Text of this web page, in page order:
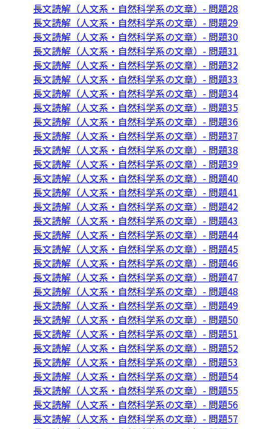
長文読解（人文系・自然科学系の文章）- 問題28
長文読解（人文系・自然科学系の文章）- 問題29
長文読解（人文系・自然科学系の文章）- 問題30
長文読解（人文系・自然科学系の文章）- 問題31
長文読解（人文系・自然科学系の文章）- 問題32
長文読解（人文系・自然科学系の文章）- 問題33
長文読解（人文系・自然科学系の文章）- 問題34
長文読解（人文系・自然科学系の文章）- 問題35
長文読解（人文系・自然科学系の文章）- 問題36
長文読解（人文系・自然科学系の文章）- 問題37
長文読解（人文系・自然科学系の文章）- 問題38
長文読解（人文系・自然科学系の文章）- 問題39
長文読解（人文系・自然科学系の文章）- 問題40
長文読解（人文系・自然科学系の文章）- 問題41
長文読解（人文系・自然科学系の文章）- 問題42
長文読解（人文系・自然科学系の文章）- 問題43
長文読解（人文系・自然科学系の文章）- 問題44
長文読解（人文系・自然科学系の文章）- 問題45
長文読解（人文系・自然科学系の文章）- 問題46
長文読解（人文系・自然科学系の文章）- 問題47
長文読解（人文系・自然科学系の文章）- 問題48
長文読解（人文系・自然科学系の文章）- 問題49
長文読解（人文系・自然科学系の文章）- 問題50
長文読解（人文系・自然科学系の文章）- 問題51
長文読解（人文系・自然科学系の文章）- 問題52
長文読解（人文系・自然科学系の文章）- 問題53
長文読解（人文系・自然科学系の文章）- 問題54
長文読解（人文系・自然科学系の文章）- 問題55
長文読解（人文系・自然科学系の文章）- 問題56
長文読解（人文系・自然科学系の文章）- 問題57